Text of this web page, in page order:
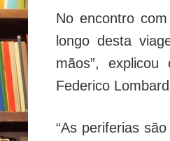
No encontro
longo desta
mãos”,
Federico
“As periferias